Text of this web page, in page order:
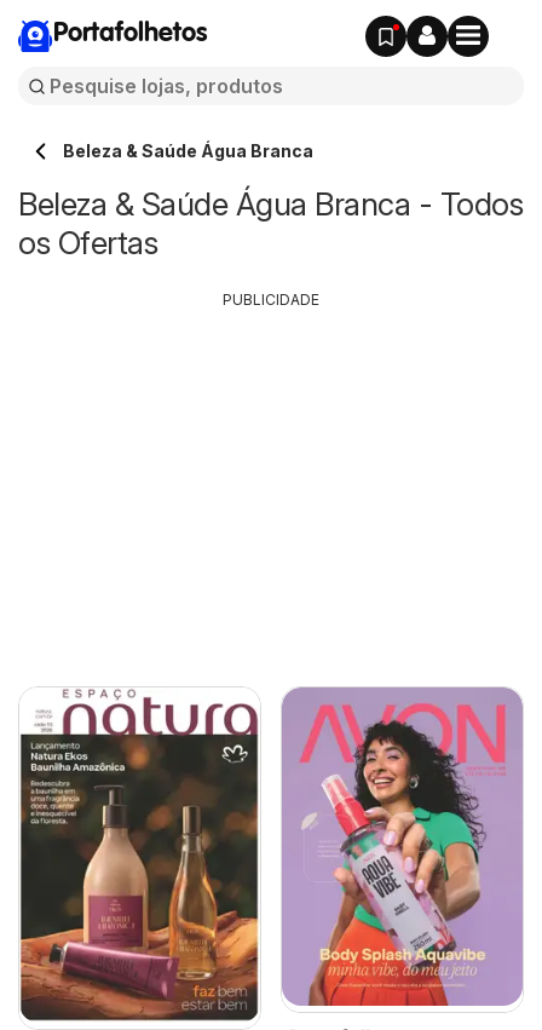
Portafolhetos
Beleza & Saúde Água Branca
Beleza & Saúde Água Branca - Todos
os Ofertas
PUBLICIDADE